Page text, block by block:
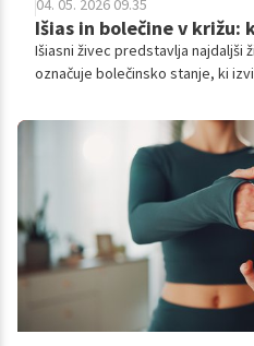
04. 05. 2026 09.35
Išias in bolečine v križu:
Išiasni živec predstavlja najdaljši
označuje bolečinsko stanje, ki